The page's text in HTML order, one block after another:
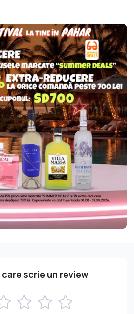
care scrie un review